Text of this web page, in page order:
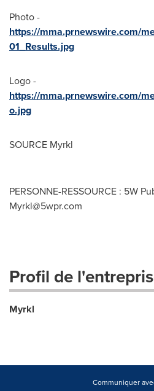
Photo -
https://mma.prnewswire.com/
01_Results.jpg
Logo -
https://mma.prnewswire.com/
o.jpg
SOURCE Myrkl
PERSONNE-RESSOURCE : 5W
Myrkl@5wpr.com
Profil de
Myrkl
Communiquer